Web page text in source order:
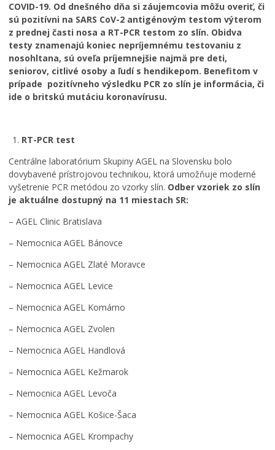
COVID-19. Od dnešného dňa si záujemcovia môžu overiť, či
sú pozitívni na SARS CoV-2 antigénovým testom výterom
z prednej časti nosa a RT-PCR testom zo slín. Obidva
testy znamenajú koniec nepríjemnému testovaniu z
nosohltana, sú oveľa príjemnejšie najmä pre deti,
seniorov, citlivé osoby a ľudí s hendikepom. Benefitom v
prípade pozitívneho výsledku PCR zo slín je informácia, či
ide o britskú mutáciu koronavírusu.
RT-PCR test
Centrálne laboratórium Skupiny AGEL na Slovensku bolo
dovybavené prístrojovou technikou, ktorá umožňuje moderné
vyšetrenie PCR metódou zo vzorky slín. Odber vzoriek zo slín
je aktuálne dostupný na 11 miestach SR:
– AGEL Clinic Bratislava
– Nemocnica AGEL Bánovce
– Nemocnica AGEL Zlaté Moravce
– Nemocnica AGEL Levice
– Nemocnica AGEL Komárno
– Nemocnica AGEL Zvolen
– Nemocnica AGEL Handlová
– Nemocnica AGEL Kežmarok
– Nemocnica AGEL Levoča
– Nemocnica AGEL Košice-Šaca
– Nemocnica AGEL Krompachy
M
n
M
o
v
i